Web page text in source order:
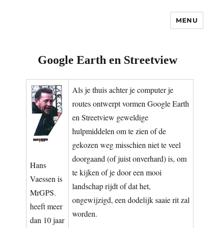
OCNC – Oldtimer Club Nuenen
MENU
Google Earth en Streetview
Hans
Vaessen is
MrGPS.
heeft meer
dan 10 jaar
Als je thuis achter je computer je
routes ontwerpt vormen Google Earth
en Streetview geweldige
hulpmiddelen om te zien of de
gekozen weg misschien niet te veel
doorgaand (of juist onverhard) is, om
te kijken of je door een mooi
landschap rijdt of dat het,
ongewijzigd, een dodelijk saaie rit zal
worden.